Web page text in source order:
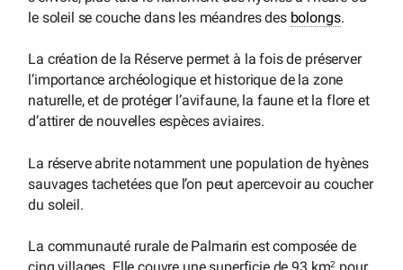
le soleil se couche dans les méandres des bolongs.
La création de la Réserve permet à la fois de préserver
l’importance archéologique et historique de la zone
naturelle, et de protéger l’avifaune, la faune et la flore et
d’attirer de nouvelles espèces aviaires.
La réserve abrite notamment une population de hyènes
sauvages tachetées que l’on peut apercevoir au coucher
du soleil.
La communauté rurale de Palmarin est composée de
2